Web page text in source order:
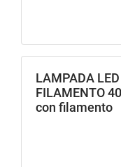
LAMPADA
FILAMENTO
con filamento